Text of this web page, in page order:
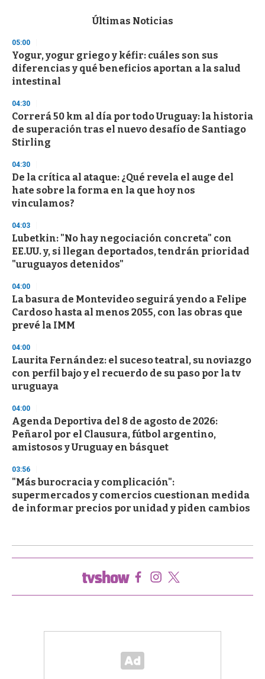
d
s
o
f
3
s
e
c
o
n
Últimas Noticias
05:00
Yogur, yogur griego y kéfir: cuáles son sus
diferencias y qué beneficios aportan a la salud
intestinal
04:30
Correrá 50 km al día por todo Uruguay: la historia
de superación tras el nuevo desafío de Santiago
Stirling
04:30
De la crítica al ataque: ¿Qué revela el auge del
hate sobre la forma en la que hoy nos
vinculamos?
04:03
Lubetkin: "No hay negociación concreta" con
EE.UU. y, si llegan deportados, tendrán prioridad
"uruguayos detenidos"
04:00
La basura de Montevideo seguirá yendo a Felipe
Cardoso hasta al menos 2055, con las obras que
prevé la IMM
04:00
Laurita Fernández: el suceso teatral, su noviazgo
con perfil bajo y el recuerdo de su paso por la tv
uruguaya
04:00
Agenda Deportiva del 8 de agosto de 2026:
Peñarol por el Clausura, fútbol argentino,
amistosos y Uruguay en básquet
03:56
"Más burocracia y complicación":
supermercados y comercios cuestionan medida
de informar precios por unidad y piden cambios